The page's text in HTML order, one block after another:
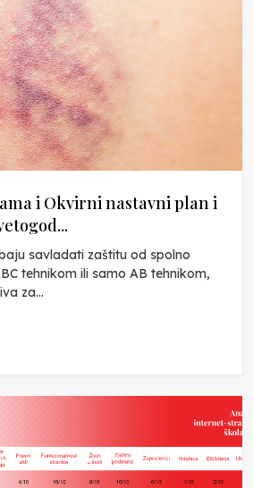
i Okvirni nastavni plan i
savladati zaštitu od spolno
tehnikom ili samo AB tehnikom,
za...